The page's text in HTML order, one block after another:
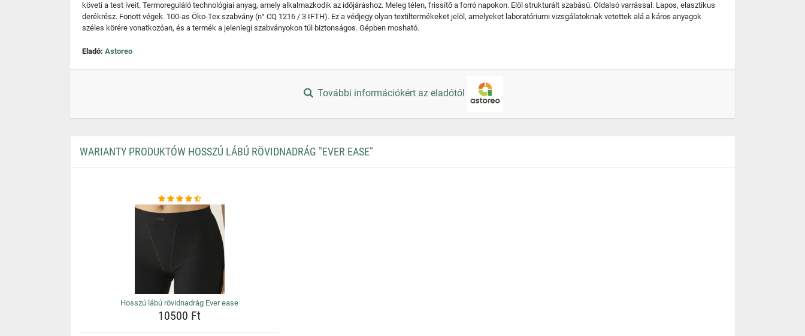
követi a test íveit. Termoreguláló technológiai anyag, amely alkalmazkodik az időjáráshoz. Meleg télen, frissítő a forró napokon. Elöl strukturált szabású. Oldalsó varrással. Lapos, elasztikus
derékrész. Fonott végek. 100-as Öko-Tex szabvány (n° CQ 1216 / 3 IFTH). Ez a védjegy olyan textiltermékeket jelöl, amelyeket laboratóriumi vizsgálatoknak vetettek alá a káros anyagok
széles körére vonatkozóan, és a termék a jelenlegi szabványokon túl biztonságos. Gépben mosható.
Eladó: Astoreo
További információkért az eladótól
WARIANTY PRODUKTÓW HOSSZÚ LÁBÚ RÖVIDNADRÁG "EVER EASE"
Hosszú lábú rövidnadrág Ever ease
10500 Ft